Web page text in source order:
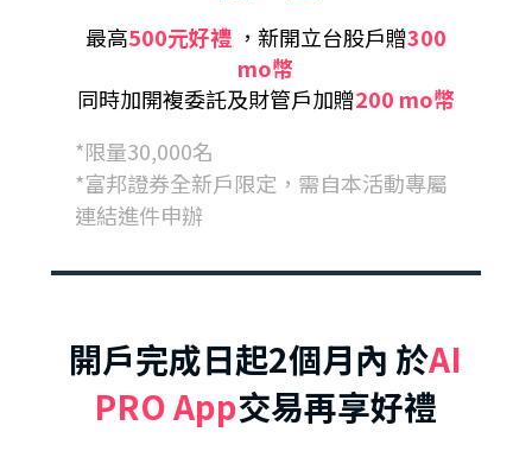
最高500元好禮，新開立台股戶贈300
mo幣
同時加開複委託及財管戶加贈200 mo幣
*限量30,000名
*富邦證券全新戶限定，需自本活動專屬
連結進件申辦
開戶完成日起2個月內 於AI
PRO App交易再享好禮